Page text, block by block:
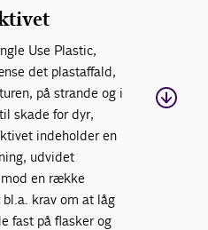
Use Plastic,
det plastaffald,
på strande og i
skade for dyr,
indeholder en
udvidet
en række
krav om at låg
fast på flasker og